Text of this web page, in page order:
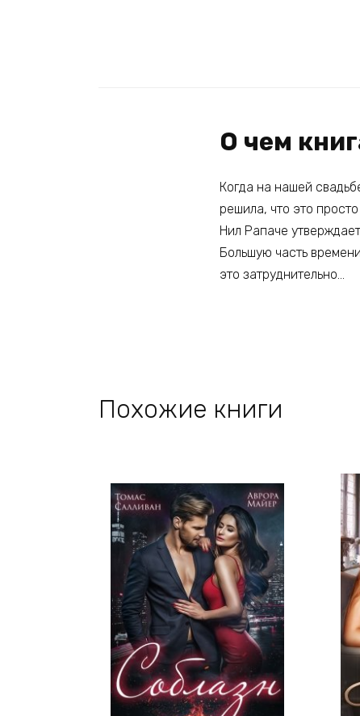
О чем
Когда на нашей
решила, что это
Нил Рапаче
Большую часть
это затруднительно…
Похожие книги